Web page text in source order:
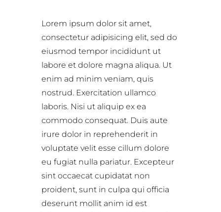
Lorem ipsum dolor sit amet,
consectetur adipisicing elit, sed do
eiusmod tempor incididunt ut
labore et dolore magna aliqua. Ut
enim ad minim veniam, quis
nostrud. Exercitation ullamco
laboris. Nisi ut aliquip ex ea
commodo consequat. Duis aute
irure dolor in reprehenderit in
voluptate velit esse cillum dolore
eu fugiat nulla pariatur. Excepteur
sint occaecat cupidatat non
proident, sunt in culpa qui officia
deserunt mollit anim id est